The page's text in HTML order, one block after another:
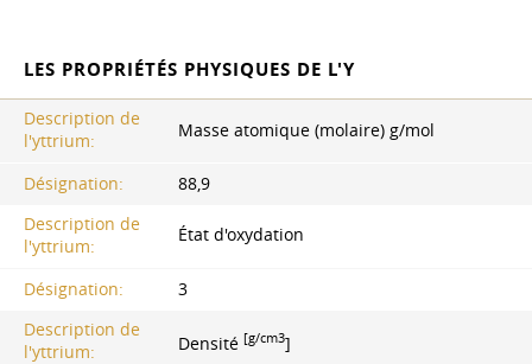
LES PROPRIÉTÉS PHYSIQUES DE L'Y
Description de
l'yttrium:
Masse atomique (molaire) g/mol
Désignation:
88,9
Description de
l'yttrium:
État d'oxydation
Désignation:
3
Description de
l'yttrium:
Densité [g/cm3]